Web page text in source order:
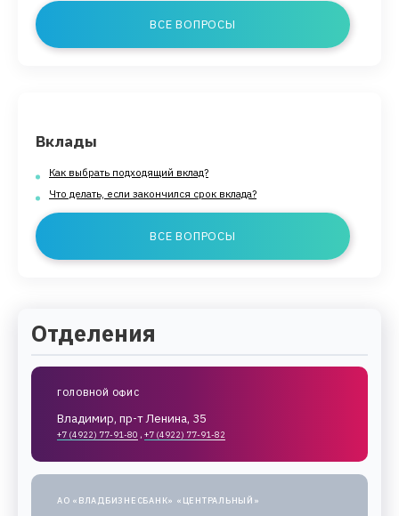
ВСЕ ВОПРОСЫ
Вклады
Как выбрать подходящий вклад?
Что делать, если закончился срок вклада?
ВСЕ ВОПРОСЫ
Отделения
ГОЛОВНОЙ ОФИС
Владимир, пр-т Ленина, 35
+7 (4922) 77-91-80 , +7 (4922) 77-91-82
АО «ВЛАДБИЗНЕСБАНК» «ЦЕНТРАЛЬНЫЙ»